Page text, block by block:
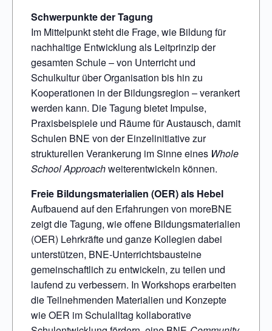
Schwerpunkte der Tagung
Im Mittelpunkt steht die Frage, wie Bildung für
nachhaltige Entwicklung als Leitprinzip der
gesamten Schule – von Unterricht und
Schulkultur über Organisation bis hin zu
Kooperationen in der Bildungsregion – verankert
werden kann. Die Tagung bietet Impulse,
Praxisbeispiele und Räume für Austausch, damit
Schulen BNE von der Einzelinitiative zur
strukturellen Verankerung im Sinne eines Whole
School Approachweiterentwickeln können.
Freie Bildungsmaterialien (OER) als Hebel
Aufbauend auf den Erfahrungen von moreBNE
zeigt die Tagung, wie offene Bildungsmaterialien
(OER) Lehrkräfte und ganze Kollegien dabei
unterstützen, BNE-Unterrichtsbausteine
gemeinschaftlich zu entwickeln, zu teilen und
laufend zu verbessern. In Workshops erarbeiten
die Teilnehmenden Materialien und Konzepte
wie OER im Schulalltag kollaborative